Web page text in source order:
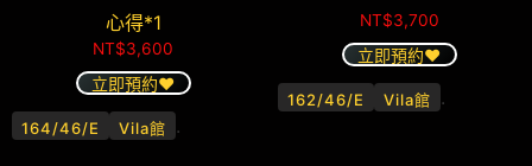
心得*1
NT$3,600
立即預約❤️
164/46/E Vila館 .
NT$3,700
立即預約❤️
162/46/E Vila館 .